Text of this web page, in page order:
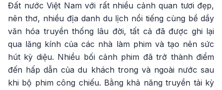
Đất nước Việt Nam với rất nhiều cảnh quan tươi đẹp,
nên thơ, nhiều địa danh du lịch nổi tiếng cùng bề dầy
văn hóa truyền thống lâu đời, tất cả đã được ghi lại
qua lăng kính của các nhà làm phim và tạo nên sức
hút kỳ diệu. Nhiều bối cảnh phim đã trở thành điểm
đến hấp dẫn của du khách trong và ngoài nước sau
khi bộ phim công chiếu. Bằng khả năng truyền tải kỳ